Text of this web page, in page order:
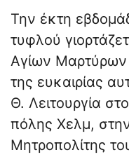
Την έκτη
τυφλού
Αγίων Μαρτύρων
της ευκαιρίας
Θ. Λειτουργία
πόλης Χελμ,
Μητροπολίτης